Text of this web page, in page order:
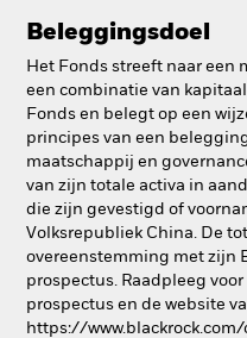
Ons bedrijf
Beleggingsdoel
Het Fonds streeft naar een
een combinatie van
Fonds en belegt op een
principes van een
maatschappij en
van zijn totale activa in
die zijn gevestigd of
Volksrepubliek China. De
overeenstemming met zijn
prospectus. Raadpleeg
prospectus en de website
https://